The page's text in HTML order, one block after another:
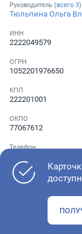
Руководитель (всего 3)
Тюльпина Ольга
ИНН
2222049579
ОГРН
1052201976650
КПП
222201001
ОКПО
77067612
Телефон
Как оценить